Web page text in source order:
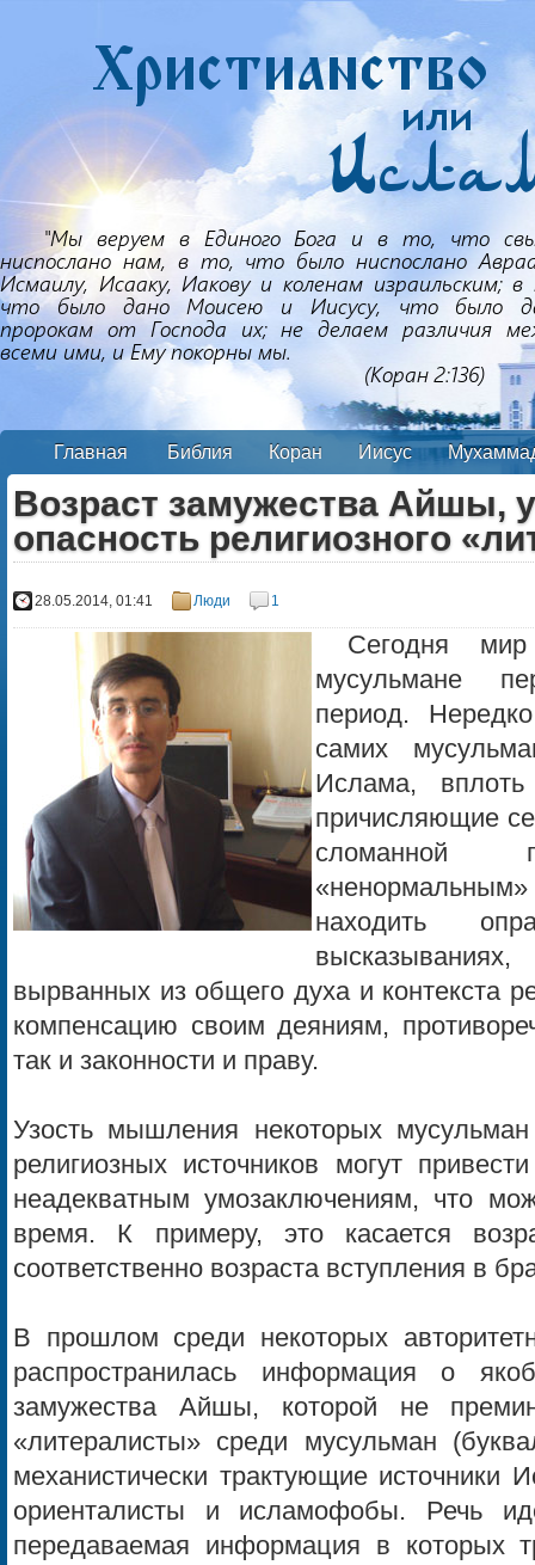
Главная Библия Коран Иисус
Возраст замужества Айшы,
опасность религиозного
28.05.2014, 01:41 Люди 1
Сегодня
мусульмане
период.
самих
Ислама,
причисляющие
сломанной
находить
вырванных из общего духа и контекста
компенсацию своим деяниям,
так и законности и праву.
Узость мышления некоторых мусульман
религиозных источников могут
неадекватным умозаключениям, что
время. К примеру, это касается
соответственно возраста вступления в
В прошлом среди некоторых
распространилась информация о
замужества Айшы, которой не
«литералисты» среди мусульман
механистически трактующие источники
ориенталисты и исламофобы. Речь
передаваемая информация в которых